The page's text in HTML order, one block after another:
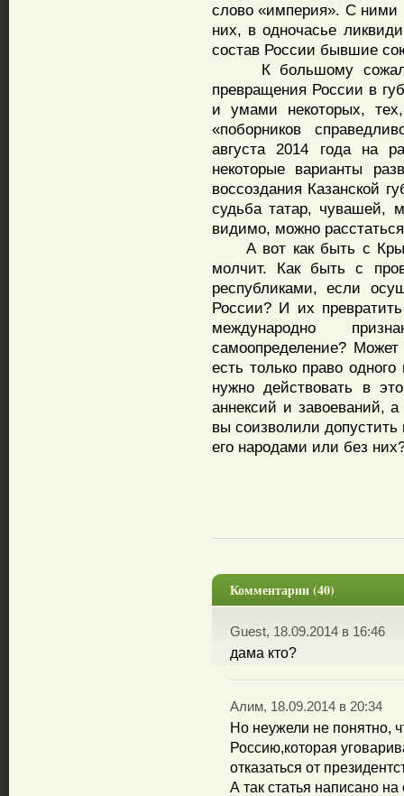
слово «империя». С ними
них, в одночасье
состав России бывшие
К большому
превращения России в
и умами некоторых,
«поборников
августа 2014 года на
некоторые варианты
воссоздания Казанской
судьба татар, чувашей,
видимо, можно
А вот как быть с
молчит. Как быть с
республиками, если
России? И их
международно
самоопределение?
есть только право
нужно действовать в
аннексий и завоеваний, а
вы соизволили
его народами или без
Комментарии (40)
Guest, 18.09.2014 в 16:46
дама кто?
Алим, 18.09.2014 в 20:34
Но неужели не понятно,
Россию,которая
отказаться от
А так статья написано